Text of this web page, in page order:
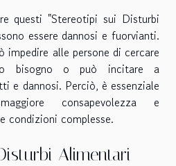
questi "Stereotipi sui Disturbi
essere dannosi e fuorvianti.
impedire alle persone di cercare
bisogno o può incitare a
e dannosi. Perciò, è essenziale
consapevolezza e
condizioni complesse.
Alimentari